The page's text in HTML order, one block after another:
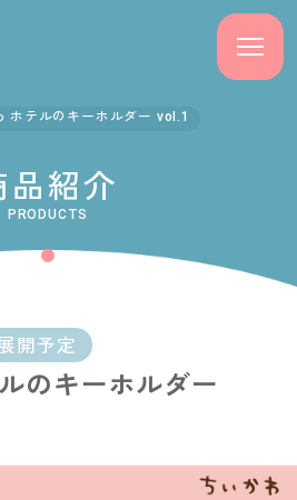
ホテルのキーホルダー vol.1
品紹介
PRODUCTS
開予定
のキーホルダー